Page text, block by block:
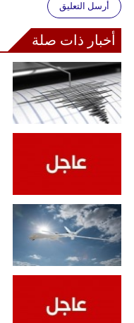
أرسل التعليق
أخبار ذات صلة